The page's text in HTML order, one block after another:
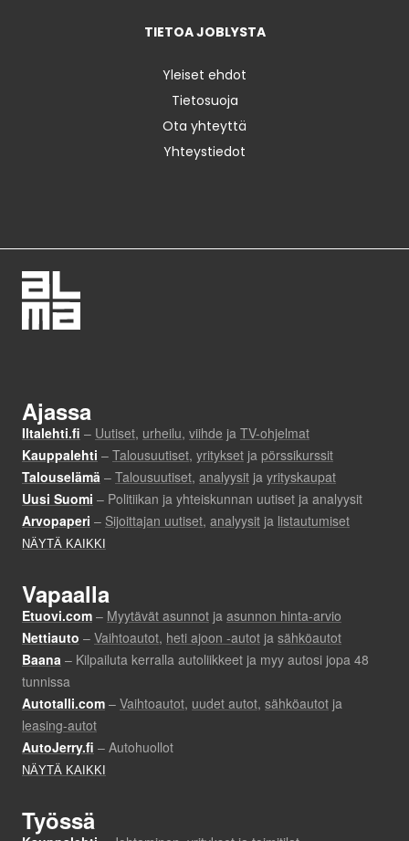
TIETOA JOBLYSTA
Yleiset ehdot
Tietosuoja
Ota yhteyttä
Yhteystiedot